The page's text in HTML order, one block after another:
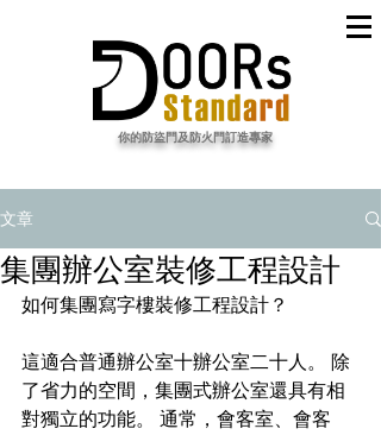
​你的防盜門及防火門訂造專家
文章
集團辦公室裝修工程設計
如何集團寫字樓裝修工程設計？
這適合普通辦公室十辦公室二十人。 除
了省力的空間，集團式辦公室還具有相
對獨立的功能。 通常，會客室、會客